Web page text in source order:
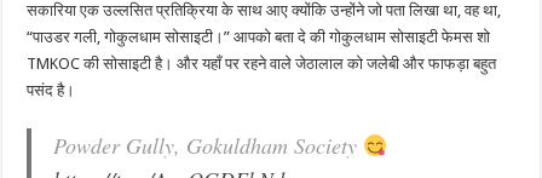
सकारिया एक उल्लसित प्रतिक्रिया के साथ आए क्योंकि उन्होंने जो पता लिखा था, वह था,
“पाउडर गली, गोकुलधाम सोसाइटी।” आपको बता दे की गोकुलधाम सोसाइटी फेमस शो
TMKOC की सोसाइटी है। और यहाँ पर रहने वाले जेठालाल को जलेबी और फाफड़ा बहुत
पसंद है।
Powder Gully, Gokuldham Society